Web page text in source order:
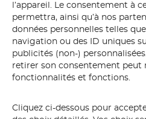
l’appareil. Le consentement à
permettra, ainsi qu’à nos
données personnelles telles
navigation ou des ID uniques
publicités (non-)
retirer son consentement peut
fonctionnalités et fonctions.
Cliquez ci-dessous pour